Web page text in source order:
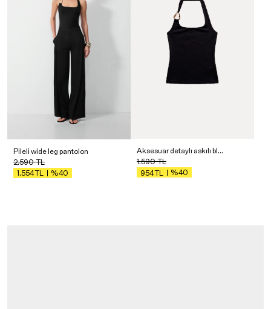
Pileli wide leg pantolon
2.590TL
1.554TL %40
Aksesuar detaylı askılı bluz
1.590TL
954TL %40